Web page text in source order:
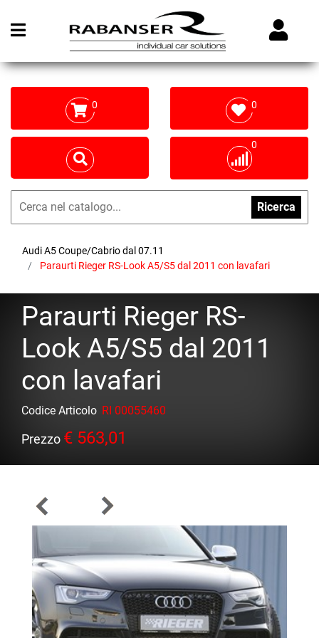
Open menu
0 0
0
Ricerca
Audi A5 Coupe/Cabrio dal 07.11
Paraurti Rieger RS-Look A5/S5 dal 2011 con lavafari
Paraurti Rieger RS-
Look A5/S5 dal 2011
con lavafari
Codice Articolo RI 00055460
Prezzo € 563,01